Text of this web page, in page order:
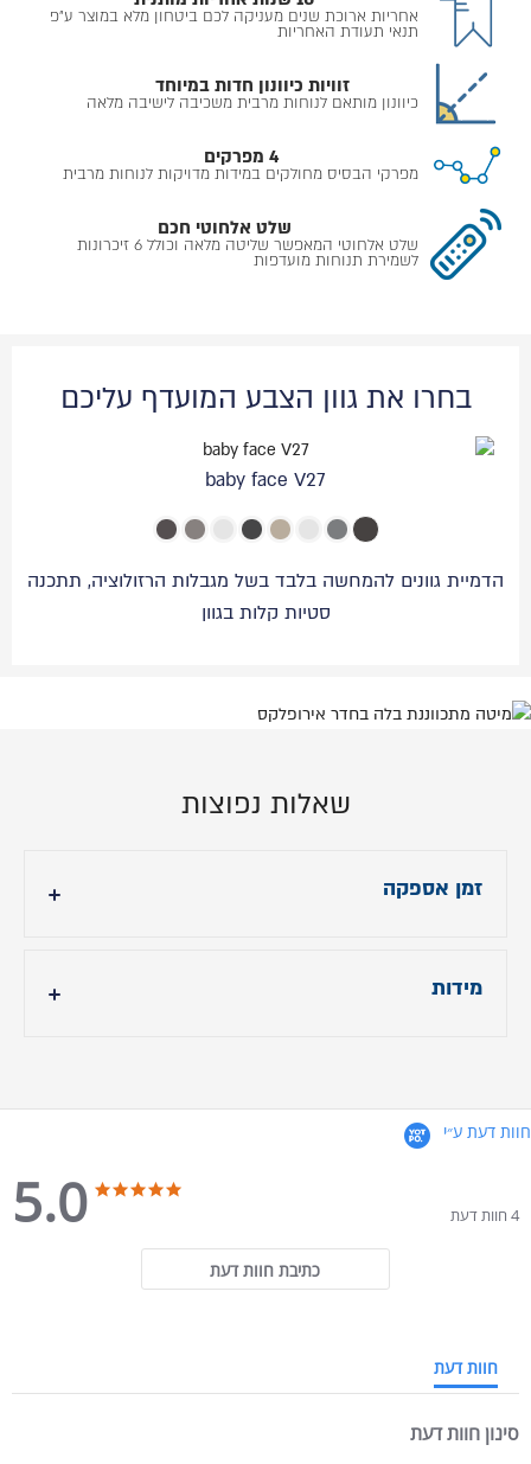
אחריות ארוכת שנים מעניקה לכם ביטחון מלא במוצר ע״פ
תנאי תעודת האחריות
זוויות כיוונון חדות במיוחד
כיוונון מותאם לנוחות מרבית משכיבה לישיבה מלאה
4 מפרקים
מפרקי הבסיס מחולקים במידות מדויקות לנוחות מרבית
שלט אלחוטי חכם
שלט אלחוטי המאפשר שליטה מלאה וכולל 6 זיכרונות
לשמירת תנוחות מועדפות
בחרו את גוון הצבע המועדף עליכם
baby face V27
הדמיית גוונים להמחשה בלבד בשל מגבלות הרזולוציה, תתכנה
סטיות קלות בגוון
שאלות נפוצות
זמן אספקה
ניתן לבחור צבעים נוספים בהתאמה אישית באספקה
מידות
- שידה : רוחב 57 ס״מ, עומק 45 ס״מ, גובה 44 ס״מ
חוות דעת ע״י
5.0
5.0 star rating
4 חוות דעת
כתיבת חוות דעת
חוות דעת
סינון חוות דעת